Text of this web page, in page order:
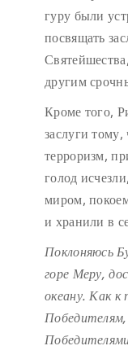
гуру были
посвящать
другим
Кроме того,
заслуги
терроризм,
голод
миром,
и хранили в
Поклоняюсь
горе Меру,
океану. Как к
Победителям,